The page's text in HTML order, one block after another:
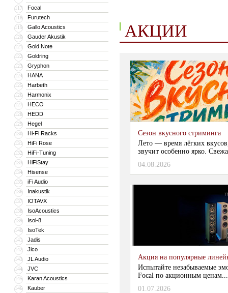
117 Focal
118 Furutech
119 Gallo Acoustics
120 Gauder Akustik
121 Gold Note
122 Goldring
123 Gryphon
124 HANA
125 Harbeth
126 Harmonix
127 HECO
128 HEDD
129 Hegel
130 Hi-Fi Racks
131 HiFi Rose
132 HiFi-Tuning
133 HiFiStay
134 Hisense
135 iFi Audio
136 Inakustik
137 IOTAVX
138 IsoAcoustics
139 Isol-8
140 IsoTek
141 Jadis
142 Jico
143 JL Audio
144 JVC
145 Karan Acoustics
146 Kauber
АКЦИИ
Сезон вкусного стриминга
Лето — время лёгких
звучит особенно ярко.
04.08.2026
Акция на популярные
Испытайте незабываемые
Focal по акционным
01.07.2026